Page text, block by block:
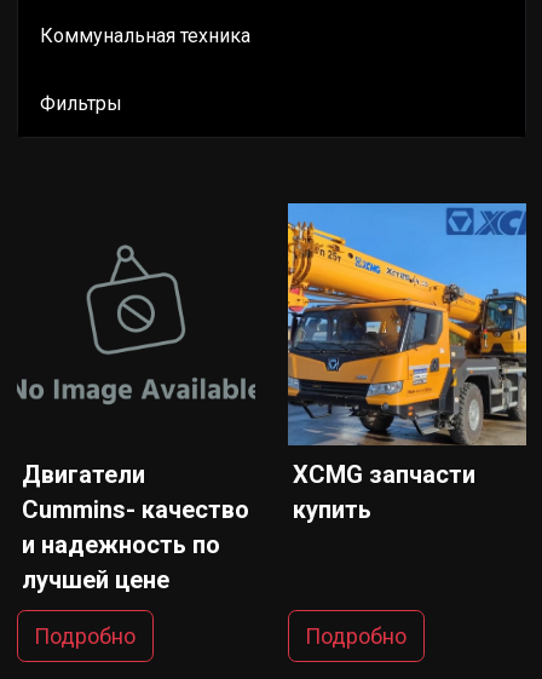
Коммунальная техника
Фильтры
Двигатели
Cummins- качество
и надежность по
лучшей цене
Подробно
XCMG запчасти
купить
Подробно